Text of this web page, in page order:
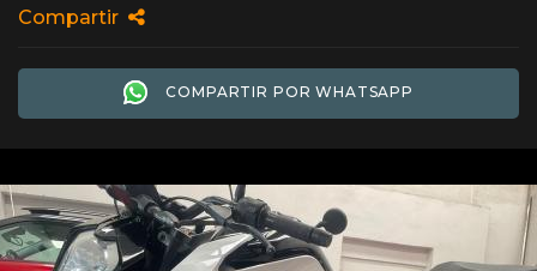
Compartir
COMPARTIR POR WHATSAPP